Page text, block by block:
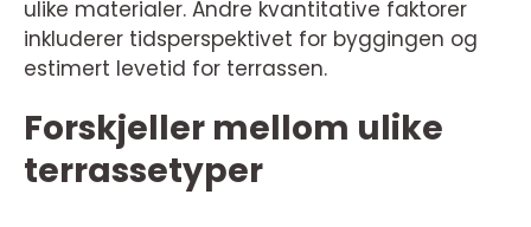
ulike materialer. Andre kvantitative faktorer
inkluderer tidsperspektivet for byggingen og
estimert levetid for terrassen.
Forskjeller mellom ulike
terrassetyper